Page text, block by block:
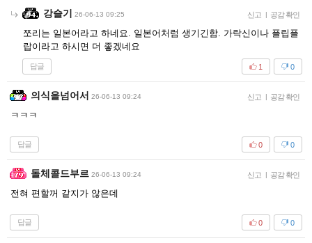
강슬기 26-06-13 09:25 신고 | 공감 확인
쪼리는 일본어라고 하네요. 일본어처럼 생기긴함. 가락신이나 플립플
랍이라고 하시면 더 좋겠네요
답글 0
1
의식을넘어서 26-06-13 09:24 신고 | 공감 확인
ㅋㅋㅋ
답글 0
0
돌체콜드부르 26-06-13 09:24 신고 | 공감 확인
전혀 편할꺼 같지가 않은데
답글 0
0